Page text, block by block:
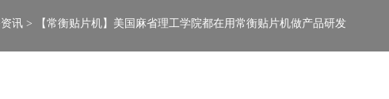
讯 > 【常衡贴片机】美国麻省理工学院都在用常衡贴片机做产品研发